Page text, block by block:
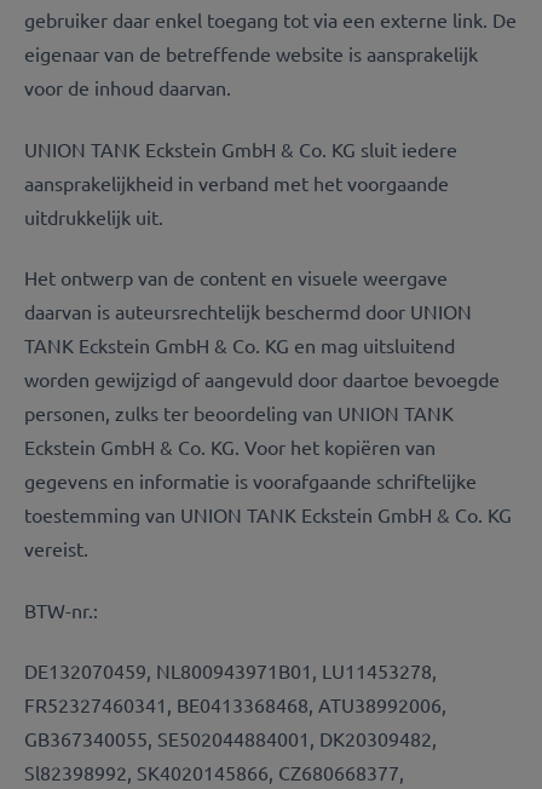
gebruiker daar enkel toegang tot via een externe link. De
eigenaar van de betreffende website is aansprakelijk
voor de inhoud daarvan.
UNION TANK Eckstein GmbH & Co. KG sluit iedere
aansprakelijkheid in verband met het voorgaande
uitdrukkelijk uit.
Het ontwerp van de content en visuele weergave
daarvan is auteursrechtelijk beschermd door UNION
TANK Eckstein GmbH & Co. KG en mag uitsluitend
worden gewijzigd of aangevuld door daartoe bevoegde
personen, zulks ter beoordeling van UNION TANK
Eckstein GmbH & Co. KG. Voor het kopiëren van
gegevens en informatie is voorafgaande schriftelijke
toestemming van UNION TANK Eckstein GmbH & Co. KG
vereist.
BTW-nr.:
DE132070459, NL800943971B01, LU11453278,
FR52327460341, BE0413368468, ATU38992006,
GB367340055, SE502044884001, DK20309482,
Sl82398992, SK4020145866, CZ680668377,